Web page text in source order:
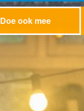
Doe ook mee